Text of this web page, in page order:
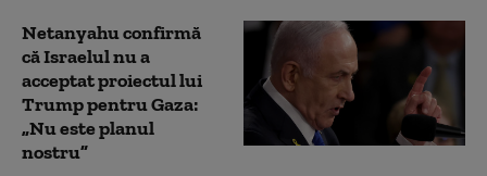
Netanyahu confirmă
că Israelul nu a
acceptat proiectul lui
Trump pentru Gaza:
„Nu este planul
nostru”